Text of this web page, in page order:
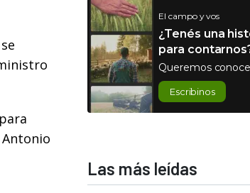
El campo y vos
¿Tenés una
para
Queremos
Escribinos
Las más leídas